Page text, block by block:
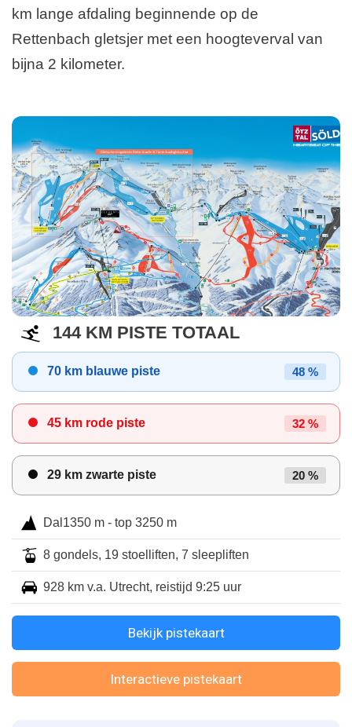
km lange afdaling beginnende op de
Rettenbach gletsjer met een hoogteverval van
bijna 2 kilometer.
144 KM PISTE TOTAAL
70 km blauwe piste 48 %
45 km rode piste 32 %
29 km zwarte piste 20 %
Dal1350 m - top 3250 m
8 gondels, 19 stoelliften, 7 sleepliften
928 km v.a. Utrecht, reistijd 9:25 uur
Bekijk pistekaart
Interactieve pistekaart